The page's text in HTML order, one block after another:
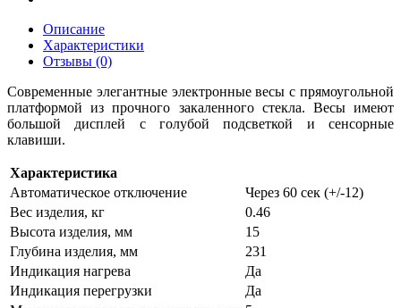
Описание
Характеристики
Отзывы (0)
Современные элегантные электронные весы с прямоугольной
платформой из прочного закаленного стекла. Весы имеют
большой дисплей с голубой подсветкой и сенсорные
клавиши.
Характеристика
Автоматическое отключение
Через 60 сек (+/-12)
Вес изделия, кг
0.46
Высота изделия, мм
15
Глубина изделия, мм
231
Индикация нагрева
Да
Индикация перегрузки
Да